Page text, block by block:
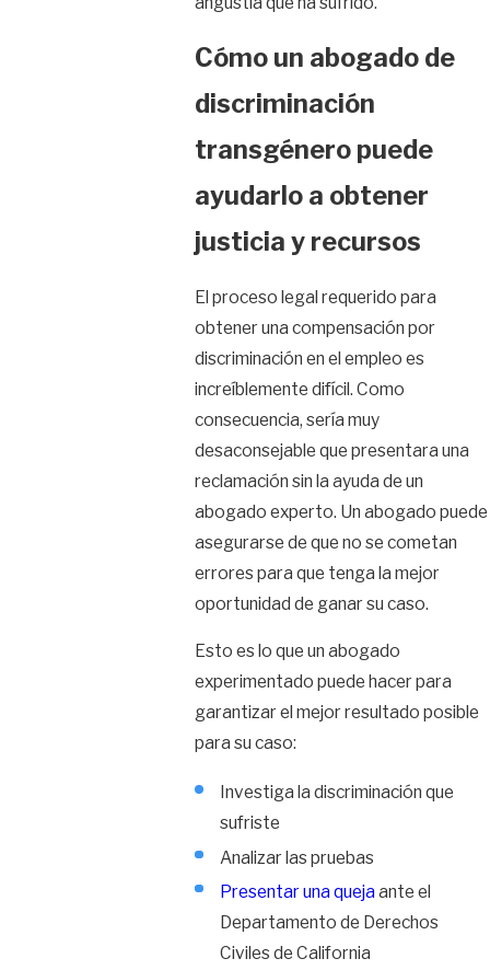
Cómo un abogado de
discriminación
transgénero puede
ayudarlo a obtener
justicia y recursos
El proceso legal requerido para
obtener una compensación por
discriminación en el empleo es
increíblemente difícil. Como
consecuencia, sería muy
desaconsejable que presentara una
reclamación sin la ayuda de un
abogado experto. Un abogado puede
asegurarse de que no se cometan
errores para que tenga la mejor
oportunidad de ganar su caso.
Esto es lo que un abogado
experimentado puede hacer para
garantizar el mejor resultado posible
para su caso:
Investiga la discriminación que
sufriste
Analizar las pruebas
Presentar una queja ante el
Departamento de Derechos
Civiles de California